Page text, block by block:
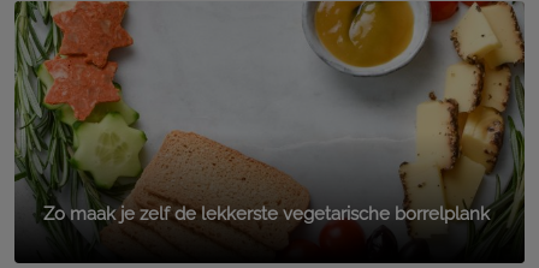
Zo maak je zelf de lekkerste vegetarische borrelplank